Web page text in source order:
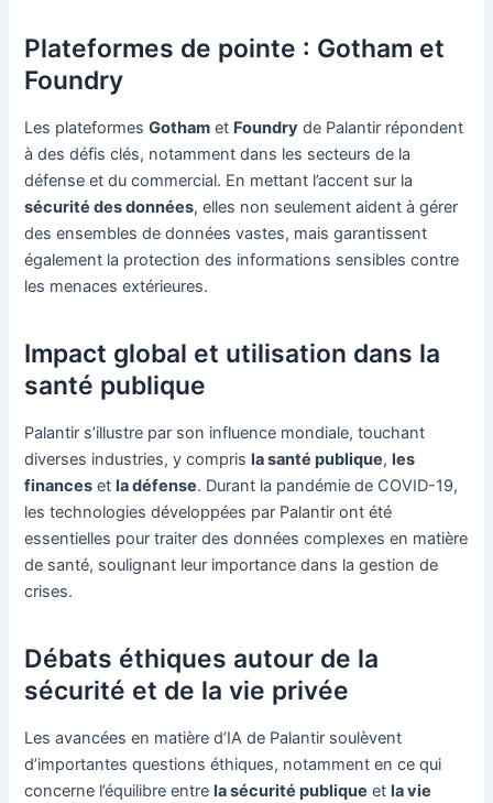
Plateformes de pointe : Gotham et
Foundry
Les plateformesGotham et Foundry de Palantir répondent
à des défis clés, notamment dans les secteurs de la
défense et du commercial. En mettant l’accent sur la
sécurité des données, elles non seulement aident à gérer
des ensembles de données vastes, mais garantissent
également la protection des informations sensibles contre
les menaces extérieures.
Impact global et utilisation dans la
santé publique
Palantir s’illustre par son influence mondiale, touchant
diverses industries, y compris la santé publique, les
finances et la défense. Durant la pandémie de COVID-19,
les technologies développées par Palantir ont été
essentielles pour traiter des données complexes en matière
de santé, soulignant leur importance dans la gestion de
crises.
Débats éthiques autour de la
sécurité et de la vie privée
Les avancées en matière d’IA de Palantir soulèvent
d’importantes questions éthiques, notamment en ce qui
concerne l’équilibre entre la sécurité publique et la vie